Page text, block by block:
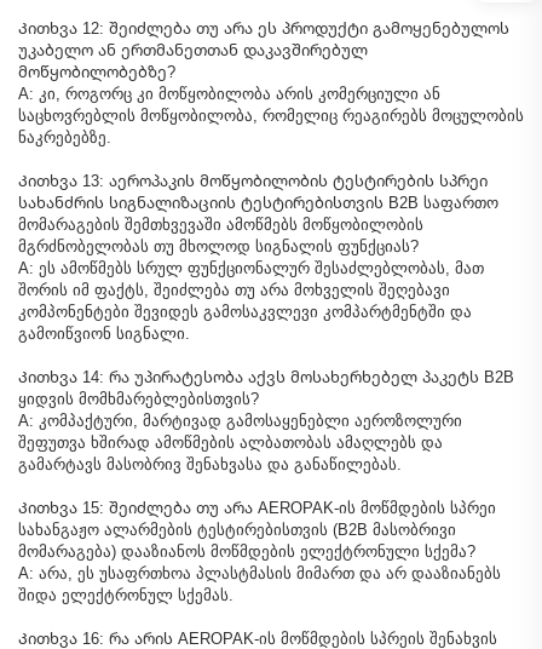
Კითხვა 12: შეიძლება თუ არა ეს პროდუქტი გამოყენებულოს
უკაბელო ან ერთმანეთთან დაკავშირებულ
მოწყობილობებზე?
A: კი, როგორც კი მოწყობილობა არის კომერციული ან
საცხოვრებლის მოწყობილობა, რომელიც რეაგირებს მოცულობის
ნაკრებებზე.
Კითხვა 13: აეროპაკის მოწყობილობის ტესტირების სპრეი
სახანძრის სიგნალიზაციის ტესტირებისთვის B2B საფართო
მომარაგების შემთხვევაში ამოწმებს მოწყობილობის
მგრძნობელობას თუ მხოლოდ სიგნალის ფუნქციას?
A: ეს ამოწმებს სრულ ფუნქციონალურ შესაძლებლობას, მათ
შორის იმ ფაქტს, შეიძლება თუ არა მოხველის შეღებავი
კომპონენტები შევიდეს გამოსაკვლევი კომპარტმენტში და
გამოიწვიონ სიგნალი.
Კითხვა 14: რა უპირატესობა აქვს მოსახერხებელ პაკეტს B2B
ყიდვის მომხმარებლებისთვის?
A: კომპაქტური, მარტივად გამოსაყენებლი აეროზოლური
შეფუთვა ხშირად ამოწმების ალბათობას ამაღლებს და
გამარტავს მასობრივ შენახვასა და განაწილებას.
Კითხვა 15: შეიძლება თუ არა AEROPAK-ის მოწმდების სპრეი
სახანგაჟო ალარმების ტესტირებისთვის (B2B მასობრივი
მომარაგება) დააზიანოს მოწმდების ელექტრონული სქემა?
A: არა, ეს უსაფრთხოა პლასტმასის მიმართ და არ დააზიანებს
შიდა ელექტრონულ სქემას.
Კითხვა 16: რა არის AEROPAK-ის მოწმდების სპრეის შენახვის